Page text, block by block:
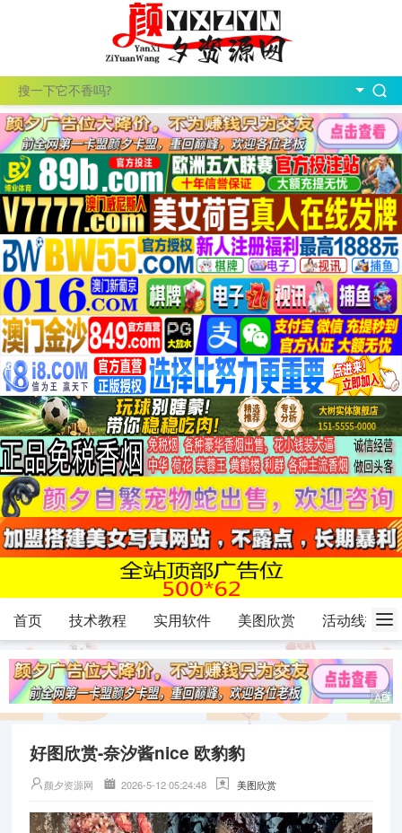
首页 技术教程 实用软件 美图欣赏 活动线报
好图欣赏-奈汐酱nice 欧豹豹
颜夕资源网 2026-5-12 05:24:48 美图欣赏